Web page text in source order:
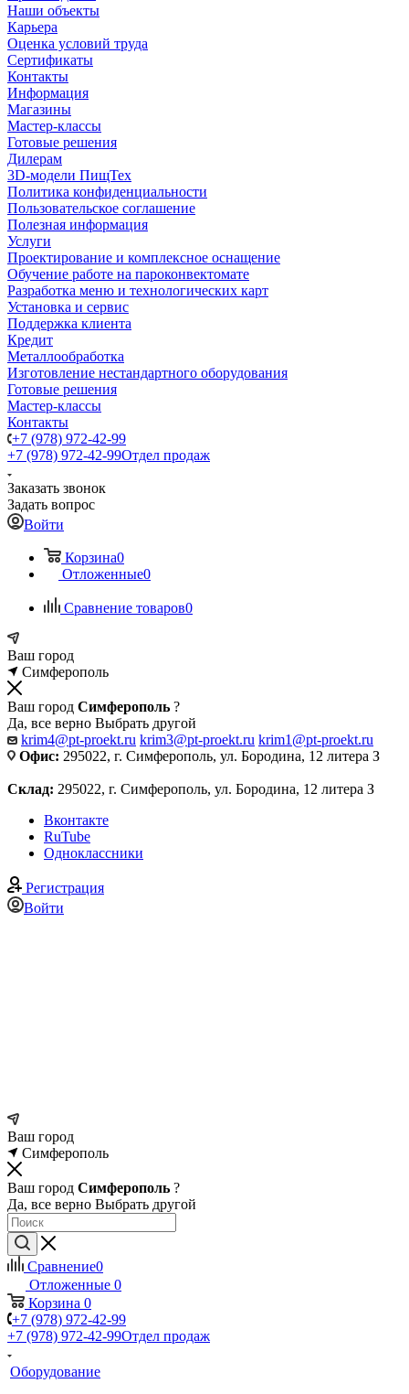
Наши объекты
Карьера
Оценка условий труда
Сертификаты
Контакты
Информация
Магазины
Мастер-классы
Готовые решения
Дилерам
3D-модели ПищТех
Политика конфиденциальности
Пользовательское соглашение
Полезная информация
Услуги
Проектирование и комплексное оснащение
Обучение работе на пароконвектомате
Разработка меню и технологических карт
Установка и сервис
Поддержка клиента
Кредит
Металлообработка
Изготовление нестандартного оборудования
Готовые решения
Мастер-классы
Контакты
+7 (978) 972-42-99
+7 (978) 972-42-99Отдел продаж
Заказать звонок
Задать вопрос
Войти
Корзина0
Отложенные0
Сравнение товаров0
Ваш город
Симферополь
Ваш город Симферополь ?
Да, все верно Выбрать другой
krim4@pt-proekt.ru krim3@pt-proekt.ru krim1@pt-proekt.ru
Офис: 295022, г. Симферополь, ул. Бородина, 12 литера З
Склад: 295022, г. Симферополь, ул. Бородина, 12 литера З
Вконтакте
RuTube
Одноклассники
Регистрация
Войти
Ваш город
Симферополь
Ваш город Симферополь ?
Да, все верно Выбрать другой
Сравнение0
Отложенные 0
Корзина 0
+7 (978) 972-42-99
+7 (978) 972-42-99Отдел продаж
Оборудование